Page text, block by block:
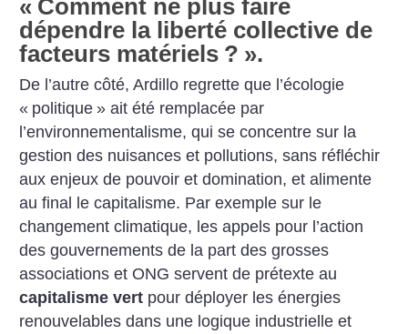
« Comment ne plus faire
dépendre la liberté collective de
facteurs matériels ? ».
De l’autre côté, Ardillo regrette que l’écologie
« politique » ait été remplacée par
l’environnementalisme, qui se concentre sur la
gestion des nuisances et pollutions, sans réfléchir
aux enjeux de pouvoir et domination, et alimente
au final le capitalisme. Par exemple sur le
changement climatique, les appels pour l’action
des gouvernements de la part des grosses
associations et ONG servent de prétexte au
capitalisme vert pour déployer les énergies
renouvelables dans une logique industrielle et